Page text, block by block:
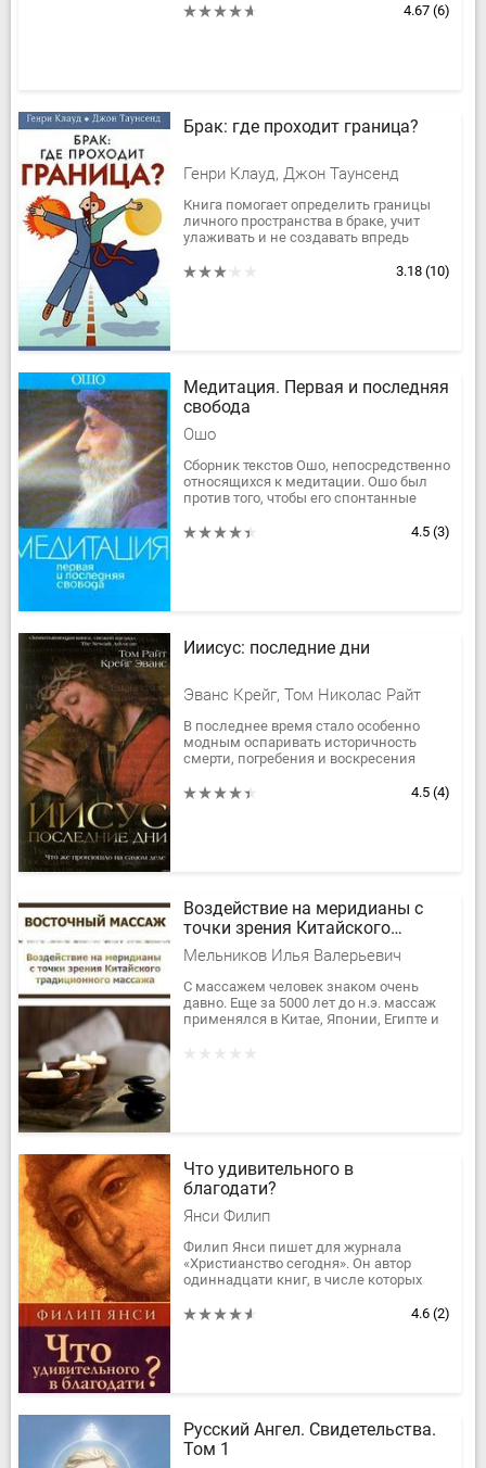
психотерапевтам, студентам, а также...
4.67 (6)
Брак: где проходит граница?
Генри Клауд, Джон Таунсенд
Книга помогает определить границы
личного пространства в браке, учит
улаживать и не создавать впредь
показывает, как следует строить3.18 (10)
Медитация. Первая и последняя
свобода
Ошо
Cборник текстов Ошо, непосредственно
относящихся к медитации. Ошо был
против того, чтобы его спонтанные
но на этот сборник он дал...
4.5 (3)
Ииисус: последние дни
Эванс Крейг, Том Николас Райт
В последнее время стало особенно
модным оспаривать историчность
смерти, погребения и воскресения
авторы этой книги твердо убеждены в
4.5 (4)
Воздействие на меридианы с
точки зрения Китайского
традиционного массажа
Мельников Илья Валерьевич
С массажем человек знаком очень
давно. Еще за 5000 лет до н.э. массаж
применялся в Китае, Японии, Египте и
Что удивительного в
благодати?
Янси Филип
Филип Янси пишет для журнала
«Христианство сегодня». Он автор
одиннадцати книг, в числе которых
Которого я не знал», «Что...
4.6 (2)
Русский Ангел. Свидетельства.
Том 1